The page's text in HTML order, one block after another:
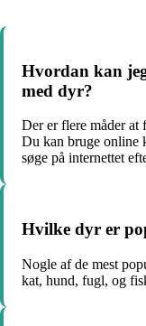
Hvordan kan
med dyr?
Der er flere måder at
Du kan bruge online
søge på internettet
Hvilke dyr er
Nogle af de mest
kat, hund, fugl, og